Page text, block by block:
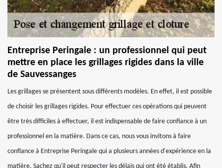
Entreprise Peringale : un professionnel qui peut
mettre en place les grillages rigides dans la ville
de Sauvessanges
Les grillages se présentent sous différents modèles. En effet, il est possible
de choisir les grillages rigides. Pour effectuer ces opérations qui peuvent
être très difficiles à effectuer, il est indispensable de faire confiance à un
professionnel en la matière. Dans ce cas, nous vous invitons à faire
confiance à Entreprise Peringale qui a plusieurs années d'expérience en la
matière. Sachez qu'il peut respecter les délais qui ont été établis. Afin